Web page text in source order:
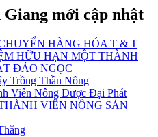
Giang mới cập nhật
HÀNG HÓA T & T
HỮU HẠN MỘT THÀNH
ĐẢO NGỌC
Trồng Thần Nông
Viên Nông Dược Đại Phát
VIÊN NÔNG SẢN